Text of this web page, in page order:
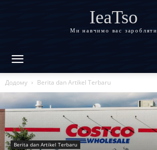
IeaTso
Ми навчимо вас заробляти
Додому Berita dan Artikel Terbaru
Berita dan Artikel Terbaru